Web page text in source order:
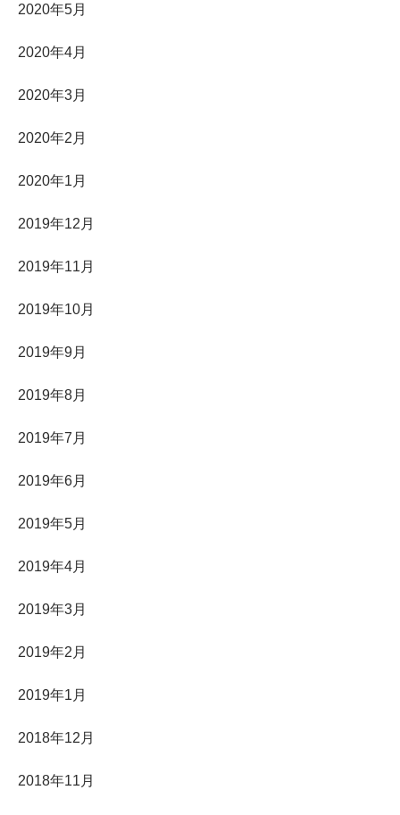
2020年5月
2020年4月
2020年3月
2020年2月
2020年1月
2019年12月
2019年11月
2019年10月
2019年9月
2019年8月
2019年7月
2019年6月
2019年5月
2019年4月
2019年3月
2019年2月
2019年1月
2018年12月
2018年11月